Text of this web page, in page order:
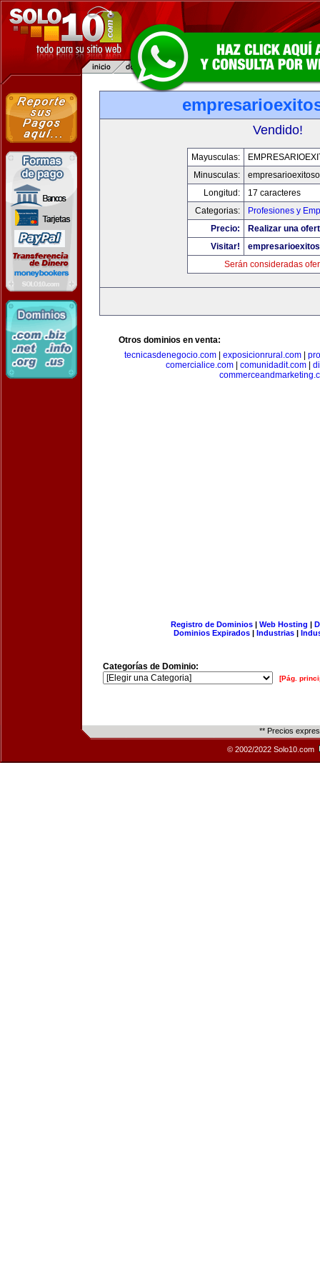
Vendido!
Mayusculas:
Minusculas:
Longitud:
17 caracteres
Categorias:
Profesiones y
Precio:
Realizar una
Visitar!
Serán consideradas
Otros dominios en venta:
tecnicasdenegocio.com
exposicionrural.com
comercialice.com| comunidadit.com|
Registro de Dominios| Web Hosting |
Dominios Expirados | Industrias |
Categorías de Dominio:
[Pág.
** Precios
© 2002/2022 Solo10.com